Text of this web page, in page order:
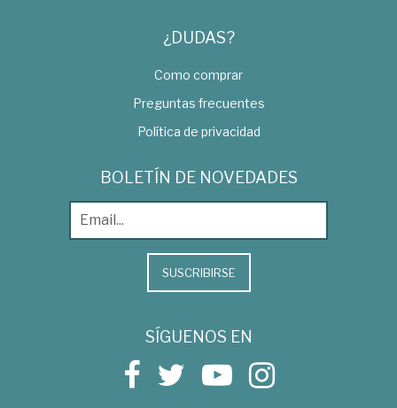
¿DUDAS?
Como comprar
Preguntas frecuentes
Política de privacidad
BOLETÍN DE NOVEDADES
SUSCRIBIRSE
SÍGUENOS EN